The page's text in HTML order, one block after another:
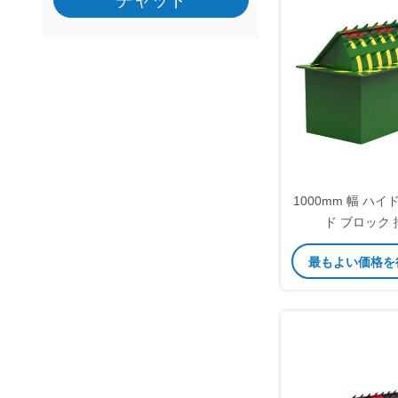
1000mm 幅 ハイ
ド ブロック
16/20/25mm 材
最もよい価格